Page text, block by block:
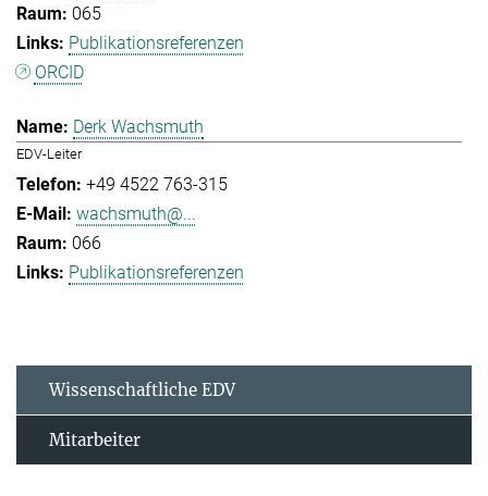
065
Publikationsreferenzen
ORCID
Derk Wachsmuth
EDV-Leiter
+49 4522 763-315
wachsmuth@...
066
Publikationsreferenzen
Wissenschaftliche EDV
Mitarbeiter